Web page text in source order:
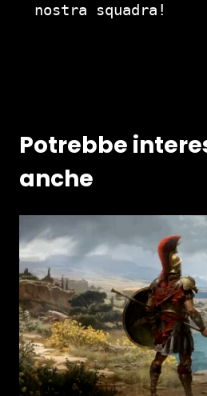
nostra squadra!
Potrebbe
anche